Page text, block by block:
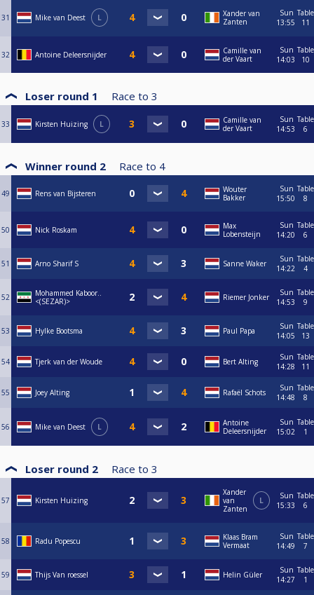
31 Mike van Deest L
Xander van
Zanten
Sun
13:55
Table
11
32 Antoine Deleersnijder
Camille van
der Vaart
Sun
14:03
Table
10
Loser round 1 Race to 3
33 Kirsten Huizing L
Camille van
der Vaart
Sun
14:53
Table
6
Winner round 2 Race to 4
49 Rens van Bijsteren
Wouter
Bakker
Sun
15:50
Table
8
50 Nick Roskam
Max
Lobensteijn
Sun
14:20
Table
6
51 Arno Sharif S Sanne Waker
Sun
14:22
Table
4
52
Mohammed Kaboor..
<(SEZAR)>
Riemer Jonker
Sun
14:53
Table
9
53 Hylke Bootsma Paul Papa
Sun
14:05
Table
13
54 Tjerk van der Woude Bert Alting
Sun
14:28
Table
11
55 Joey Alting Rafaël Schots
Sun
14:48
Table
8
56 Mike van Deest L
Antoine
Deleersnijder
Sun
15:02
Table
1
Loser round 2 Race to 3
57 Kirsten Huizing
Xander
van
Zanten
L
Sun
15:33
Table
6
58 Radu Popescu
Klaas Bram
Vermaat
Sun
14:49
Table
7
59 Thijs Van roessel Helin Güler
Sun
14:27
Table
1